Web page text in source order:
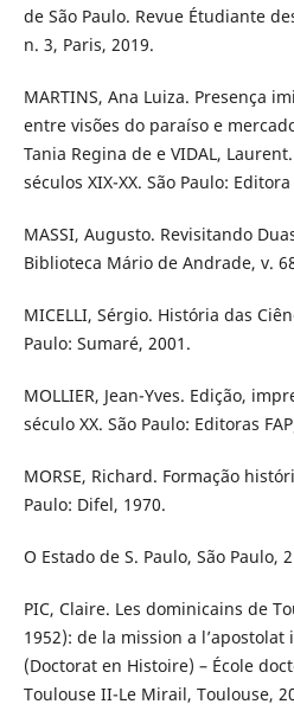
de São Paulo. Revue Étudiante
n. 3, Paris, 2019.
MARTINS, Ana Luiza. Presença
entre visões do paraíso e
Tania Regina de e VIDAL,
séculos XIX-XX. São Paulo:
MASSI, Augusto. Revisitando
Biblioteca Mário de Andrade, v.
MICELLI, Sérgio. História das
Paulo: Sumaré, 2001.
MOLLIER, Jean-Yves. Edição,
século XX. São Paulo: Editoras
MORSE, Richard. Formação
Paulo: Difel, 1970.
O Estado de S. Paulo, São Paulo,
PIC, Claire. Les dominicains de
1952): de la mission a
(Doctorat en Histoire) – École
Toulouse II-Le Mirail, Toulouse,